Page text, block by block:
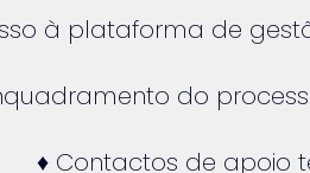
à plataforma de
do
♦ Contactos de apoio